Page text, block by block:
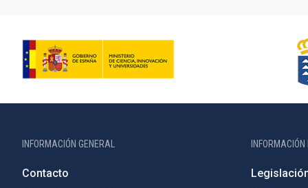
INFORMACIÓN GENERAL
Contacto
INFORMACIÓN